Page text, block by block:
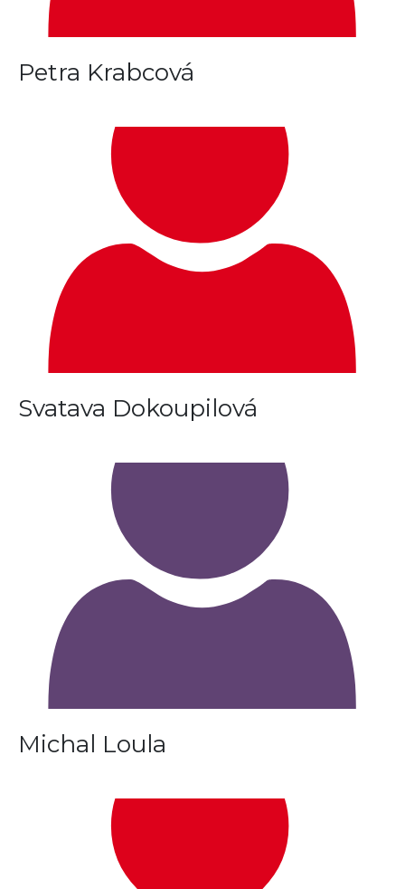
Petra Krabcová
Svatava Dokoupilová
Michal Loula